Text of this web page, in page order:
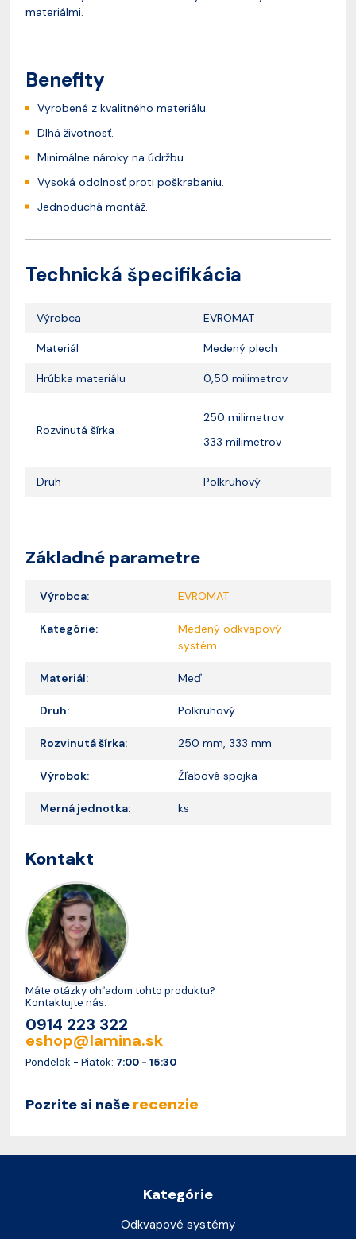
materiálmi.
Benefity
Vyrobené z kvalitného materiálu.
Dlhá životnosť.
Minimálne nároky na údržbu.
Vysoká odolnosť proti poškrabaniu.
Jednoduchá montáž.
Technická špecifikácia
Výrobca EVROMAT
Materiál Medený plech
Hrúbka materiálu 0,50 milimetrov
Rozvinutá šírka
250 milimetrov
333 milimetrov
Druh Polkruhový
Základné parametre
Výrobca: EVROMAT
Kategórie:
Medený odkvapový
systém
Materiál: Meď
Druh: Polkruhový
Rozvinutá šírka: 250 mm, 333 mm
Výrobok: Žľabová spojka
Merná jednotka: ks
Kontakt
Máte otázky ohľadom tohto produktu?
Kontaktujte nás.
0914 223 322
eshop@lamina.sk
Pondelok - Piatok: 7:00 - 15:30
Pozrite si naše recenzie
Kategórie
Odkvapové systémy